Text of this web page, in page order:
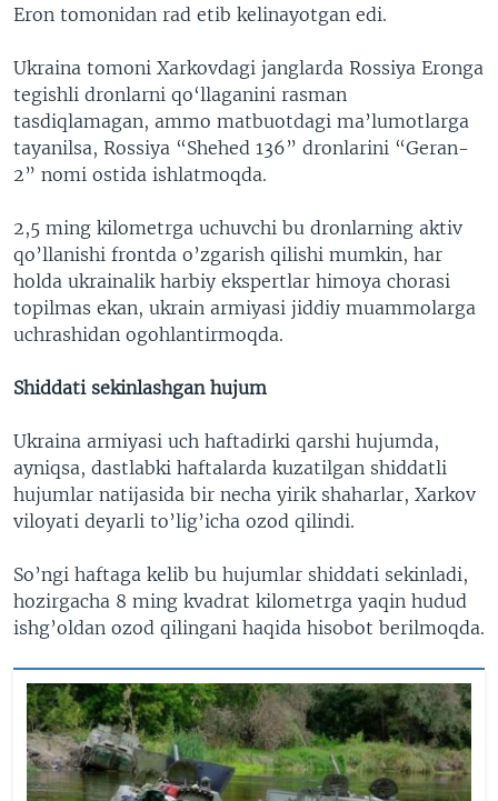
Eron tomonidan rad etib kelinayotgan edi.
Ukraina tomoni Xarkovdagi janglarda Rossiya Eronga
tegishli dronlarni qo‘llaganini rasman
tasdiqlamagan, ammo matbuotdagi ma’lumotlarga
tayanilsa, Rossiya “Shehed 136” dronlarini “Geran-
2” nomi ostida ishlatmoqda.
2,5 ming kilometrga uchuvchi bu dronlarning aktiv
qo’llanishi frontda o’zgarish qilishi mumkin, har
holda ukrainalik harbiy ekspertlar himoya chorasi
topilmas ekan, ukrain armiyasi jiddiy muammolarga
uchrashidan ogohlantirmoqda.
Shiddati sekinlashgan hujum
Ukraina armiyasi uch haftadirki qarshi hujumda,
ayniqsa, dastlabki haftalarda kuzatilgan shiddatli
hujumlar natijasida bir necha yirik shaharlar, Xarkov
viloyati deyarli to’lig’icha ozod qilindi.
So’ngi haftaga kelib bu hujumlar shiddati sekinladi,
hozirgacha 8 ming kvadrat kilometrga yaqin hudud
ishg’oldan ozod qilingani haqida hisobot berilmoqda.